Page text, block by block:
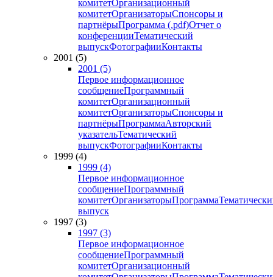
комитетОрганизационный
комитетОрганизаторыСпонсоры и
партнёрыПрограмма (.pdf)Отчет о
конференцииТематический
выпускФотографииКонтакты
2001 (5)
2001 (5)
Первое информационное
сообщениеПрограммный
комитетОрганизационный
комитетОрганизаторыСпонсоры и
партнёрыПрограммаАвторский
указательТематический
выпускФотографииКонтакты
1999 (4)
1999 (4)
Первое информационное
сообщениеПрограммный
комитетОрганизаторыПрограмма
выпуск
1997 (3)
1997 (3)
Первое информационное
сообщениеПрограммный
комитетОрганизационный